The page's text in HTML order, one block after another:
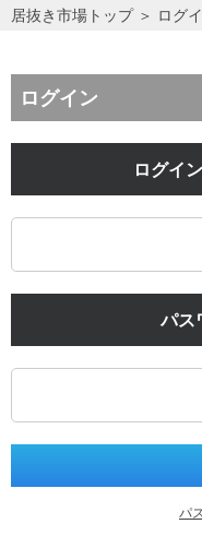
居抜き市場トップ＞ ログ
ログイン
ログイ
パス
パ